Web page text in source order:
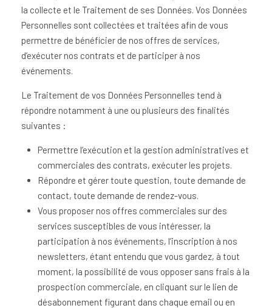
la collecte et le Traitement de ses Données. Vos Données
Personnelles sont collectées et traitées afin de vous
permettre de bénéficier de nos offres de services,
d’exécuter nos contrats et de participer à nos
événements.
Le Traitement de vos Données Personnelles tend à
répondre notamment à une ou plusieurs des finalités
suivantes :
Permettre l’exécution et la gestion administratives et
commerciales des contrats, exécuter les projets.
Répondre et gérer toute question, toute demande de
contact, toute demande de rendez-vous.
Vous proposer nos offres commerciales sur des
services susceptibles de vous intéresser, la
participation à nos événements, l’inscription à nos
newsletters, étant entendu que vous gardez, à tout
moment, la possibilité de vous opposer sans frais à la
prospection commerciale, en cliquant sur le lien de
désabonnement figurant dans chaque email ou en